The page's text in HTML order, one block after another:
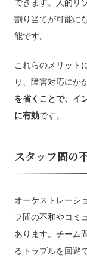
できます。人的リ
割り当てが可能に
能です。
これらのメリット
り、障害対応にか
を省くことで、イ
に有効です。
スタッフ間の
オーケストレーシ
フ間の不和やコミ
あります。チーム
るトラブルを回避